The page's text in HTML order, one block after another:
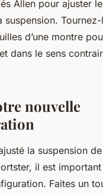
Allen pour ajuster
suspension.
d’une montre
dans le sens
nouvelle
la suspension
il est
Faites un